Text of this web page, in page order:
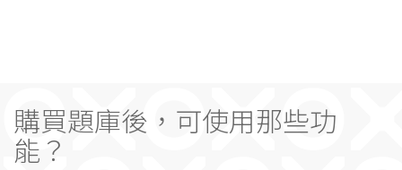
購買題庫後，可使用那些功
能？